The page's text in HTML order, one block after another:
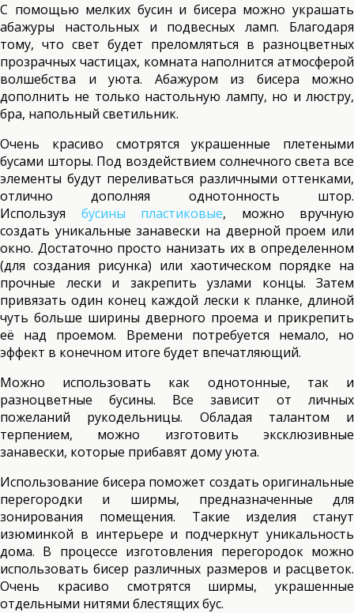
С помощью мелких бусин и бисера можно украшать
абажуры настольных и подвесных ламп. Благодаря
тому, что свет будет преломляться в разноцветных
прозрачных частицах, комната наполнится атмосферой
волшебства и уюта. Абажуром из бисера можно
дополнить не только настольную лампу, но и люстру,
бра, напольный светильник.
Очень красиво смотрятся украшенные плетеными
бусами шторы. Под воздействием солнечного света все
элементы будут переливаться различными оттенками,
отлично дополняя однотонность штор.
Используя бусины пластиковые, можно вручную
создать уникальные занавески на дверной проем или
окно. Достаточно просто нанизать их в определенном
(для создания рисунка) или хаотическом порядке на
прочные лески и закрепить узлами концы. Затем
привязать один конец каждой лески к планке, длиной
чуть больше ширины дверного проема и прикрепить
её над проемом. Времени потребуется немало, но
эффект в конечном итоге будет впечатляющий.
Можно использовать как однотонные, так и
разноцветные бусины. Все зависит от личных
пожеланий рукодельницы. Обладая талантом и
терпением, можно изготовить эксклюзивные
занавески, которые прибавят дому уюта.
Использование бисера поможет создать оригинальные
перегородки и ширмы, предназначенные для
зонирования помещения. Такие изделия станут
изюминкой в интерьере и подчеркнут уникальность
дома. В процессе изготовления перегородок можно
использовать бисер различных размеров и расцветок.
Очень красиво смотрятся ширмы, украшенные
отдельными нитями блестящих бус.